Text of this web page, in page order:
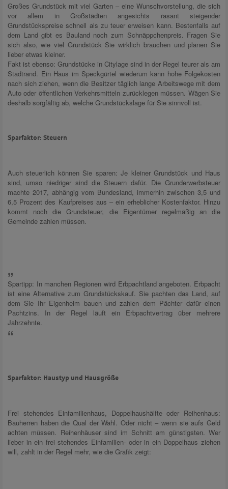
Großes Grundstück mit viel Garten – eine Wunschvorstellung, die sich
vor allem in Großstädten angesichts rasant steigender
Grundstückspreise schnell als zu teuer erweisen kann. Bestenfalls auf
dem Land gibt es Bauland noch zum Schnäppchenpreis. Fragen Sie
sich also, wie viel Grundstück Sie wirklich brauchen und planen Sie
lieber etwas kleiner.
Fakt ist ebenso: Grundstücke in Citylage sind in der Regel teurer als am
Stadtrand. Ein Haus im Speckgürtel wiederum kann hohe Folgekosten
nach sich ziehen, wenn die Besitzer täglich lange Arbeitswege mit dem
Auto oder öffentlichen Verkehrsmitteln zurücklegen müssen. Wägen Sie
deshalb sorgfältig ab, welche Grundstückslage für Sie sinnvoll ist.
Sparfaktor: Steuern
Auch steuerlich können Sie sparen: Je kleiner Grundstück und Haus
sind, umso niedriger sind die Steuern dafür. Die Grunderwerbsteuer
machte 2017, abhängig vom Bundesland, immerhin zwischen 3,5 und
6,5 Prozent des Kaufpreises aus – ein erheblicher Kostenfaktor. Hinzu
kommt noch die Grundsteuer, die Eigentümer regelmäßig an die
Gemeinde zahlen müssen.
Spartipp: In manchen Regionen wird Erbpachtland angeboten. Erbpacht
ist eine Alternative zum Grundstückskauf. Sie pachten das Land, auf
dem Sie Ihr Eigenheim bauen und zahlen dem Pächter dafür einen
Pachtzins. In der Regel läuft ein Erbpachtvertrag über mehrere
Jahrzehnte.
Sparfaktor: Haustyp und Hausgröße
Frei stehendes Einfamilienhaus, Doppelhaushälfte oder Reihenhaus:
Bauherren haben die Qual der Wahl. Oder nicht – wenn sie aufs Geld
achten müssen. Reihenhäuser sind im Schnitt am günstigsten. Wer
lieber in ein frei stehendes Einfamilien- oder in ein Doppelhaus ziehen
will, zahlt in der Regel mehr, wie die Grafik zeigt: